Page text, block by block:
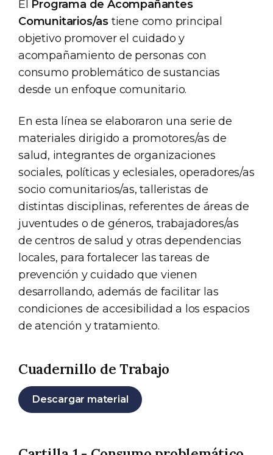
El Programa de Acompañantes
Comunitarios/as tiene como principal
objetivo promover el cuidado y
acompañamiento de personas con
consumo problemático de sustancias
desde un enfoque comunitario.
En esta línea se elaboraron una serie de
materiales dirigido a promotores/as de
salud, integrantes de organizaciones
sociales, políticas y eclesiales, operadores/as
socio comunitarios/as, talleristas de
distintas disciplinas, referentes de áreas de
juventudes o de géneros, trabajadores/as
de centros de salud y otras dependencias
locales, para fortalecer las tareas de
prevención y cuidado que vienen
desarrollando, además de facilitar las
condiciones de accesibilidad a los espacios
de atención y tratamiento.
Cuadernillo de Trabajo
Descargar material